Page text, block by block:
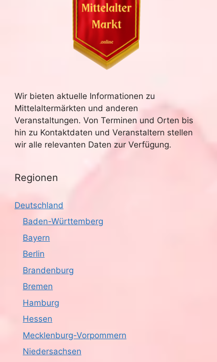
Wir bieten aktuelle Informationen zu
Mittelaltermärkten und anderen
Veranstaltungen. Von Terminen und Orten bis
hin zu Kontaktdaten und Veranstaltern stellen
wir alle relevanten Daten zur Verfügung.
Regionen
Deutschland
Baden-Württemberg
Bayern
Berlin
Brandenburg
Bremen
Hamburg
Hessen
Mecklenburg-Vorpommern
Niedersachsen